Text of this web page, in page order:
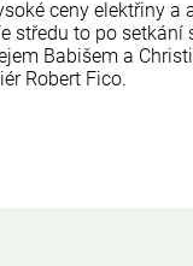
ceny elektřiny a
středu to po setkání
Babišem a
Robert Fico.